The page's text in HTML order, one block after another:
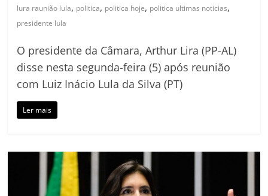
lura raunião lula, politica, politica hoje, politica ultimas noticias,
presidente lula
O presidente da Câmara, Arthur Lira (PP-AL)
disse nesta segunda-feira (5) após reunião
com Luiz Inácio Lula da Silva (PT)
Ler mais